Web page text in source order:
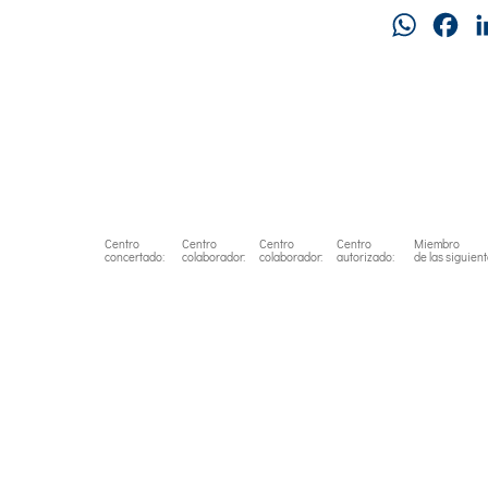
Centro
concertado:
Centro
colaborador:
Centro
colaborador:
Centro
autorizado:
Miembro
de las